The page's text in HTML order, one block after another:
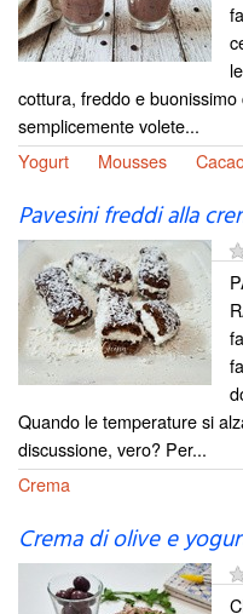
cottura, freddo e
semplicemente volete...
Yogurt
Mousses
Pavesini freddi alla
Quando le temperature si
discussione, vero? Per...
Crema
Crema di olive e